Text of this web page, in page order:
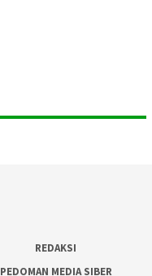
REDAKSI
PEDOMAN MEDIA SIBER